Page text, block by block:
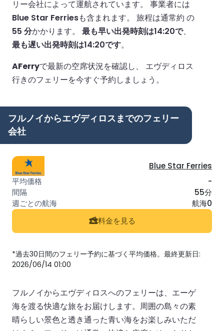
リー会社によって運航されています。 事業者には
Blue Star Ferriesも含まれます。 旅程は通常約 の
55 分かかります。 最も早い出発時刻は14:20で、
最も遅い出発時刻は14:20です。
AFerryで最新の空席状況を確認し、 エヴディロス
行きのフェリーを今すぐ予約しましょう。
フルノイからエヴディロスまでのフェリー
会社
Blue Star Ferries
-
55分
航海0
料金を見る
*過去30日間のフェリー予約に基づく平均価格。最終更新日:
2026/06/14 01:00
フルノイからエヴディロスへのフェリーは、エーゲ
海を渡る快適な旅をお届けします。周囲の島々の素
晴らしい景色と透き通った青い海をお楽しみいただ